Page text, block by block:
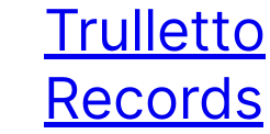
Trulletto
Records